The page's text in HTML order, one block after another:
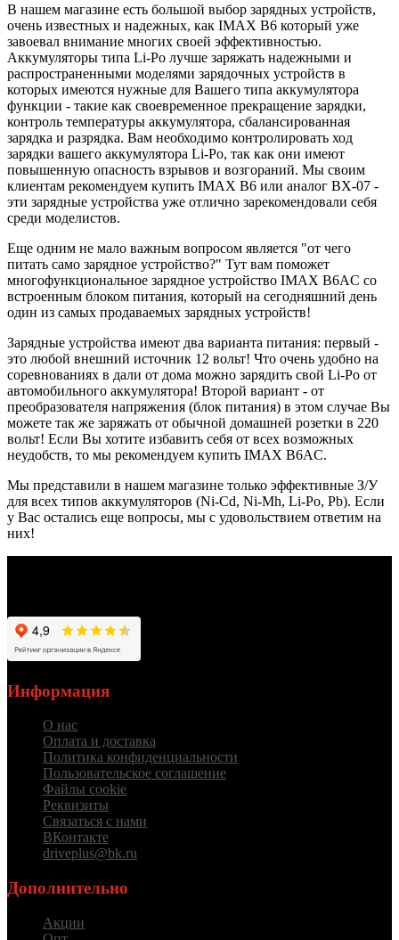
В нашем магазине есть большой выбор зарядных устройств,
очень известных и надежных, как IMAX B6 который уже
завоевал внимание многих своей эффективностью.
Аккумуляторы типа Li-Po лучше заряжать надежными и
распространенными моделями зарядочных устройств в
которых имеются нужные для Вашего типа аккумулятора
функции - такие как своевременное прекращение зарядки,
контроль температуры аккумулятора, сбалансированная
зарядка и разрядка. Вам необходимо контролировать ход
зарядки вашего аккумулятора Li-Po, так как они имеют
повышенную опасность взрывов и возгораний. Мы своим
клиентам рекомендуем купить IMAX B6 или аналог BX-07 -
эти зарядные устройства уже отлично зарекомендовали себя
среди моделистов.
Еще одним не мало важным вопросом является "от чего
питать само зарядное устройство?" Тут вам поможет
многофункциональное зарядное устройство IMAX B6AC со
встроенным блоком питания, который на сегодняшний день
один из самых продаваемых зарядных устройств!
Зарядные устройства имеют два варианта питания: первый -
это любой внешний источник 12 вольт! Что очень удобно на
соревнованиях в дали от дома можно зарядить свой Li-Po от
автомобильного аккумулятора! Второй вариант - от
преобразователя напряжения (блок питания) в этом случае Вы
можете так же заряжать от обычной домашней розетки в 220
вольт! Если Вы хотите избавить себя от всех возможных
неудобств, то мы рекомендуем купить IMAX B6AC.
Мы представили в нашем магазине только эффективные З/У
для всех типов аккумуляторов (Ni-Cd, Ni-Mh, Li-Po, Pb). Если
у Вас остались еще вопросы, мы с удовольствием ответим на
них!
Информация
О нас
Оплата и доставка
Политика конфиденциальности
Пользовательское соглашение
Файлы cookie
Реквизиты
Связаться с нами
ВКонтакте
driveplus@bk.ru
Дополнительно
Акции